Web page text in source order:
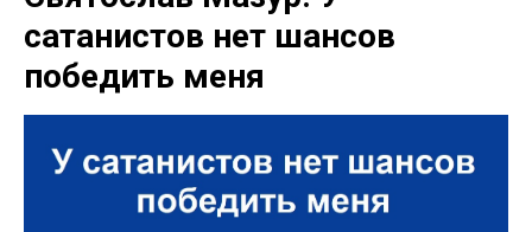
сатанистов нет шансов
победить меня